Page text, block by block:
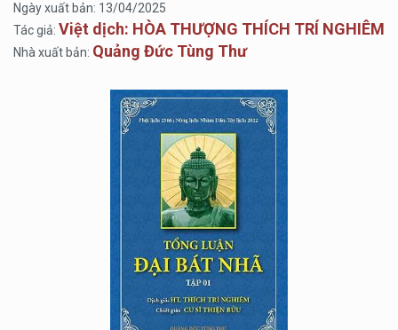
Ngày xuất bản: 13/04/2025
Tác giả: Việt dịch: HÒA THƯỢNG THÍCH TRÍ NGHIÊM
Nhà xuất bản: Quảng Đức Tùng Thư